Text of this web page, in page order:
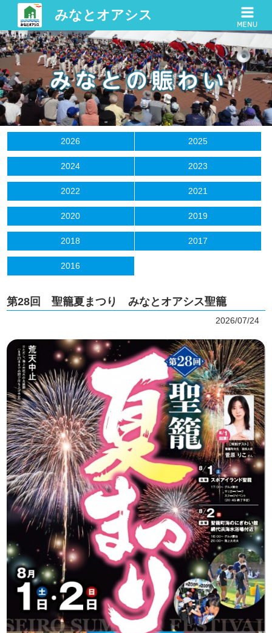
みなとオアシス
2026 2025
2024 2023
2022 2021
2020 2019
2018 2017
2016
第28回 聖籠夏まつり みなとオアシス聖籠
2026/07/24